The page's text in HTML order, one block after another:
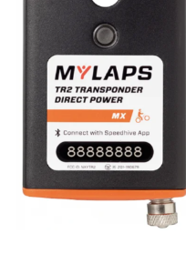
SKI TOUT TERRAIN